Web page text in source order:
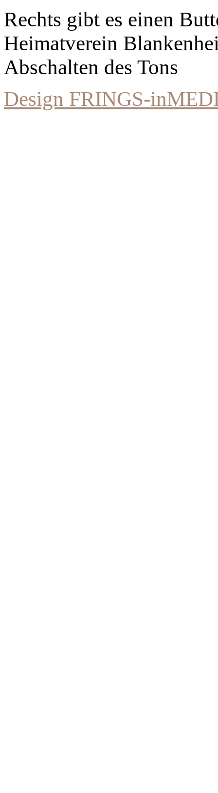
Rechts gibt es einen
Heimatverein
Abschalten des Tons
Design FRINGS-